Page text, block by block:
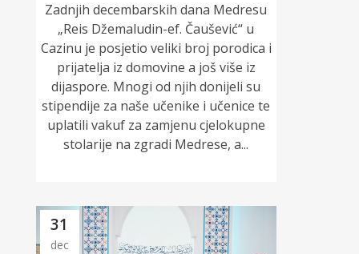
Zadnjih decembarskih dana Medresu
„Reis Džemaludin-ef. Čaušević“ u
Cazinu je posjetio veliki broj porodica i
prijatelja iz domovine a još više iz
dijaspore. Mnogi od njih donijeli su
stipendije za naše učenike i učenice te
uplatili vakuf za zamjenu cjelokupne
stolarije na zgradi Medrese, a...
31
dec